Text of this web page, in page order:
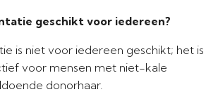
geschikt voor iedereen?
is niet voor iedereen geschikt; het is
voor mensen met niet-kale
donorhaar.